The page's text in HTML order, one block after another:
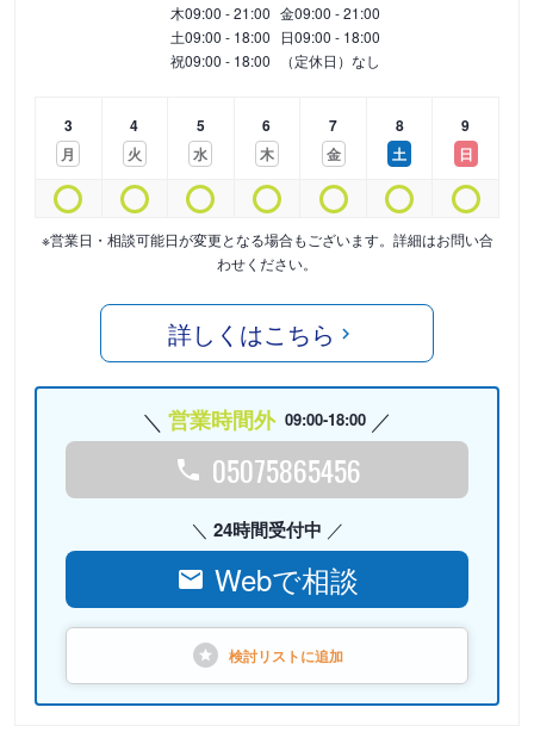
木09:00 - 21:00 金09:00 - 21:00
土09:00 - 18:00 日09:00 - 18:00
祝09:00 - 18:00 （定休日）なし
3
月
4
火
5
水
6
木
7
金
8
土
9
日
※営業日・相談可能日が変更となる場合もございます。詳細はお問い合
わせください。
詳しくはこちら
営業時間外 09:00-18:00
05075865456
24時間受付中
Webで相談
検討リストに追加